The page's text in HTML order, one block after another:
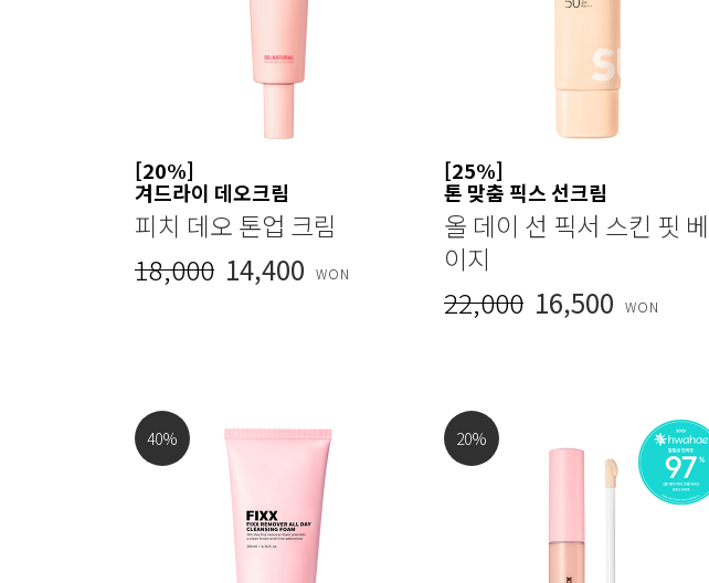
[20%]
겨드라이 데오크림
피치 데오 톤업 크림
18,000 14,400 WON
[25%]
톤 맞춤 픽스 선크림
올 데이 선 픽서 스킨 핏 베
이지
22,000 16,500 WON
40% 20%